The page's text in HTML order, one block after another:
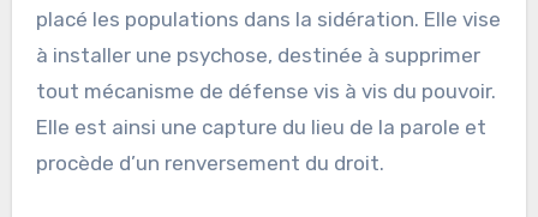
placé les populations dans la sidération. Elle vise
à installer une psychose, destinée à supprimer
tout mécanisme de défense vis à vis du pouvoir.
Elle est ainsi une capture du lieu de la parole et
procède d’un renversement du droit.